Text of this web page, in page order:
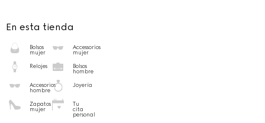
En esta tienda
Bolsos
mujer
Accessorios
mujer
Relojes
Bolsos
hombre
Accesorios
hombre
Joyería
Zapatos
mujer
Tu
cita
personal